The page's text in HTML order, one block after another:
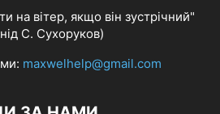
на вітер, якщо він зустрічний"
С. Сухоруков)
maxwelhelp@gmail.com